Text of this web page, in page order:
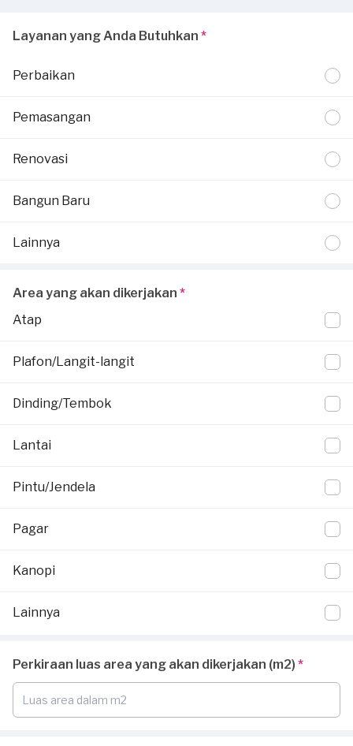
Layanan yang Anda Butuhkan *
Perbaikan
Pemasangan
Renovasi
Bangun Baru
Lainnya
Area yang akan dikerjakan *
Atap
Plafon/Langit-langit
Dinding/Tembok
Lantai
Pintu/Jendela
Pagar
Kanopi
Lainnya
Perkiraan luas area yang akan dikerjakan (m2) *